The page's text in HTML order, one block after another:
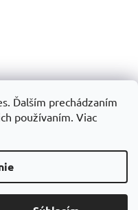
Ďalším prechádzaním
používaním. Viac
. Všetky práva